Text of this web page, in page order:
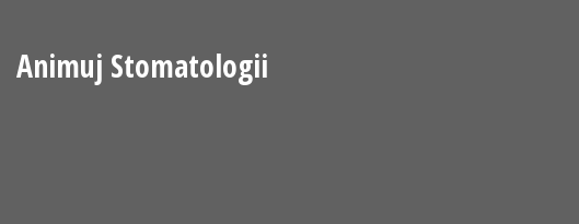
Animuj Stomatologii